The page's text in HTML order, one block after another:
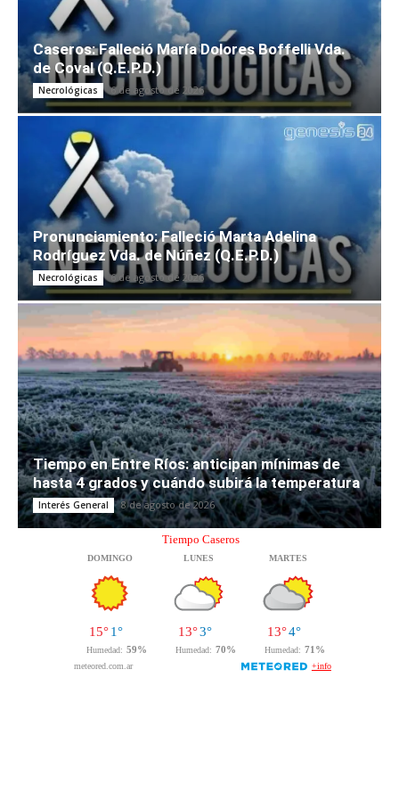
Caseros: Falleció María Dolores Boffelli Vda.
de Coval (Q.E.P.D.)
Necrológicas 6 de agosto de 2026
Pronunciamiento: Falleció Marta Adelina
Rodríguez Vda. de Núñez (Q.E.P.D.)
Necrológicas 6 de agosto de 2026
Tiempo en Entre Ríos: anticipan mínimas de
hasta 4 grados y cuándo subirá la temperatura
Interés General 8 de agosto de 2026